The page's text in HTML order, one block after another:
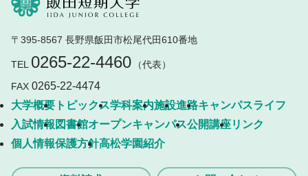
〒395-8567 長野県飯田市松尾代田610番地
TEL 0265-22-4460
（代表）
FAX 0265-22-4474
大学概要 トピックス学科案内施設進路キャンパスライフ
入試情報 図書館オープンキャンパス公開講座リンク
個人情報保護方針高松学園紹介